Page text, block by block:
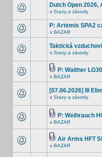
Dutch Open 2026,
v Srazy a závody
P: Artemis SPA2
v BAZAR
Taktická
v Srazy a závody
P: Walther
v BAZAR
[07.06.2026] III
v Srazy a závody
P: Weihrauch
v BAZAR
Air Arms HFT
v BAZAR